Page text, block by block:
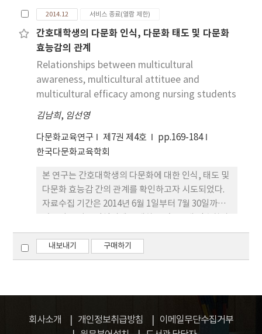
에 의하면 초등 사회교과에서 다문화적 내용 요소들
이 가장 많이 나타난 학년은 3학년 2학기, 4학년, 6학
년 2학기이다. 이에 초등 4학년 사회교과에 중점을 두
어 2009개정 교과서의 다문화적 내용요소를 2007개
정 교과서와 비교하여 분석한다는 것은 조영달 외
(2009) 연구의 연장적인 측면에서 의의가 있다고 할
것이다. 나아가 지젝의 이데올로기론을 바탕으로 우
고스란히 담고 있는 국정 사회교과서의 내용을 살펴
보았다. 분석 결과 2009개정 교과서에는 다문화적 내
용요소들이 2007개정 교과서에 비해 다소 증가하였
개정 교과서보다 훨씬 다양한 방법으로 나타나고 있
고 새롭게 다문화 가정과 북한 이탈주민에 대한 개념
정의가 이루어졌다. 또한 정체성에 대한 우리 사회의
다. 둘째, 2009개정 교과서에서의 다양성·다원성부
분이 2007개정 교과서에 비해 현저히 줄어들었다. 반
면, 여성의 차별과 양성평등 관련 부분은 2007개정
페이지로 늘어났다. 셋째, 우리 사회에 이로움이 되는
다양성·다원성을 주로 표현하고 있다. 이는 우리 사
2014.12 서비스 종료(열람 제한)
간호대학생의 다문화 인식, 다문화 태도 및 다문화
효능감의 관계
Relationships between multicultural
awareness, multicultural attituee and
multicultural efficacy among nursing students
김남희, 임선영
다문화교육연구 제7권 제4호
pp.169-184
한국다문화교육학회
본 연구는 간호대학생의 다문화에 대한 인식, 태도 및
다문화 효능감 간의 관계를 확인하고자 시도되었다.
자료수집 기간은 2014년 6월 1일부터 7월 30일까지
학생 2, 3, 4학년 258명을 대상으로 하였다. 본 연구
결과 다문화에 대한 인식 정도는 평균 3.55(.43)점, 다
문화 태도는 평균 3.70(.57)점, 다문화 효능감은 평균
험, 다문화권 출신 친구 유무에 따라 차이가 있었고,
다문화 태도는 학년, 다문화관련 기사 관심, 해외체류
경험, 다문화권 출신 친구 유무에 따라 차이가 있었으
내보내기 구매하기
회사소개 개인정보취급방침
이메일무단수집거부